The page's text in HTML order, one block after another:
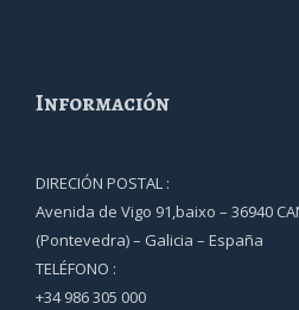
Información
DIRECIÓN POSTAL :
Avenida de Vigo 91,baixo – 36940
(Pontevedra) – Galicia – España
TELÉFONO :
+34 986 305 000